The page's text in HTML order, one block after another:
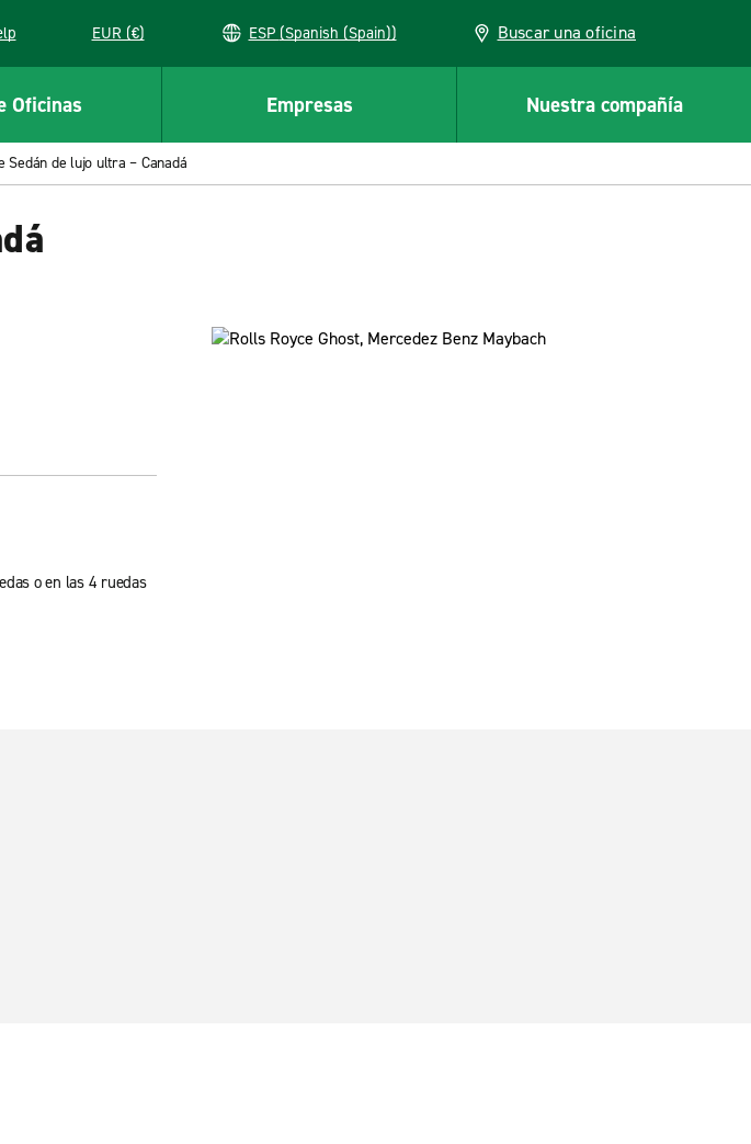
EUR (€) ESP (Spanish (Spain)) Buscar una oficina
Oficinas Empresas Nuestra compañía
Sedán de lujo ultra – Canadá
o en las 4 ruedas